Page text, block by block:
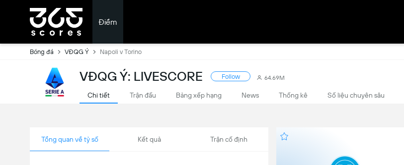
Điểm
Bóng đá VĐQG Ý Napoli v Torino
VĐQG Ý: LIVESCORE Follow 64.69M
Chi tiết Trận đấu Bảng xếp hạng News Thống kê Số liệu chuyên sâu
Tổng quan về tỷ số Kết quả Trận cố định